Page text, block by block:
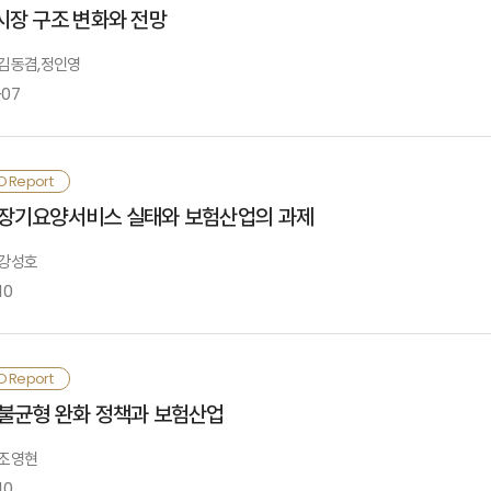
이 있는 보험산업의 특성을 활용하여 퇴직연금과 종신연금을 연계한 종합 서비
막으로 보험회사는 지속적으로 확대될 것으로 예상되는 사적연금시장에
적으로 대응 할 수 있는 컨트롤타워를 회사 내에 설치, 운용할 필요가 있음
· 참고문헌
운용 시 안전자산 선호로 인해 투자수익률도 높지 않은 편임. 또한 수령단계
함
, 신연금상품개발, 수익률 개선 노력 등 산업의 노력이 요구됨
Ⅳ. 사적연금 활성화를 위한 제언
년 1/4분기 국내경제는 전년 동기 대비 설비투자 및 건설투자가 큰 폭으로 감
기조와 글로벌 경제활동 재개 상황에도 불구하고 투자 및 수출 위축 가능성
은행은 우크라이나 사태, 중국 봉쇄조치 영향으로 상당 기간 목표수준을 상
인상함. 2022년 상반기 코스피(KOSPI) 지수는 우크라이나 사태에 따른 지
년 생명보험산업 수입보험료는 일반 저축보험과 변액보험 실적 둔화로 전
저축성보험은 주가지수 하락에 따른 신규 판매 감소와 해지 증가 등으로 전년
로 1.3% 성장에 그칠 전망임. 2022년 일반손해보험 원수보험료는 특종보험을
년 퇴직연금 수입보험료의 경우 생명보험이 4.4%, 손해보험이 8.3% 증가할
Ⅰ. 경제·금융시장
Ⅱ. 보험시장
구조 변화와 전망
동겸,정인영
보험시장 참여자 행태 및 모집제도 등 보험모집환경에 변화가 나타나고
데, GA시장을 중심으로 보장내역분석 기반의 보험리모델링에 대한 수요
조직을 분리하거나 적극적으로 GA채널을 활용하고 있음. 한편, 수수료 체계
적 영향을 미치는 제도 개편이 이루어지고 있음
시장의 주도권이 다변화되고 있음. 일부 GA에서는 대면 중심의 아웃바운
되면서 보험회사가 전략적 또는 재무적 투자자로 등장하고 있음
Ⅰ. GA시장의 변화동인
Ⅱ. GA시장의 변화 특징
Ⅲ. 해외의 모집시장 변화
Ⅳ. 전망 및 과제
Report
기요양서비스 실태와 보험산업의 과제
성호
인구의 급속한 증가와 장수화는 질병 및 장수리스크를 증가시키고, 이로 인해
년에 도입된 장기요양보험이 장기요양서비스의 재원으로 충당되어 왔으나,
에 대응하기 어려운 상황에 직면하고 있음
Ⅰ. 요양서비스와 요양보험
Report
균형 완화 정책과 보험산업
영현